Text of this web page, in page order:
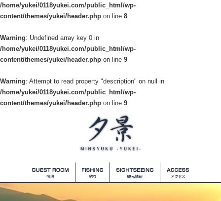
/home/yukei/0118yukei.com/public_html/wp-
content/themes/yukei/header.php on line 8
Warning: Undefined array key 0 in
/home/yukei/0118yukei.com/public_html/wp-
content/themes/yukei/header.php on line 9
Warning: Attempt to read property "description" on null in
/home/yukei/0118yukei.com/public_html/wp-
content/themes/yukei/header.php on line 9